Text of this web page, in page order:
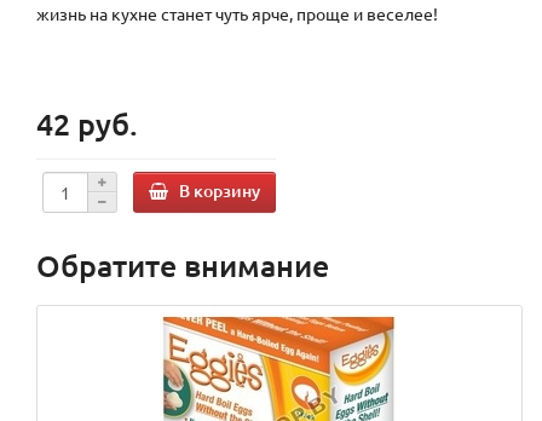
жизнь на кухне станет чуть ярче, проще и веселее!
42 руб.
В корзину
Обратите внимание